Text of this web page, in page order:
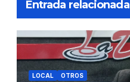
Entrada relacionada
LOCAL OTROS